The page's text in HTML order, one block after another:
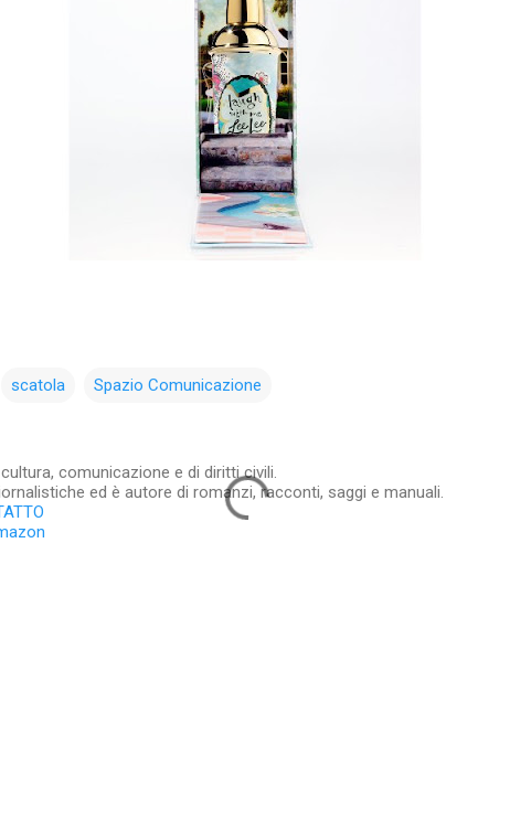
scatola Spazio Comunicazione
comunicazione e di diritti civili.
ed è autore di romanzi, racconti, saggi e manuali.